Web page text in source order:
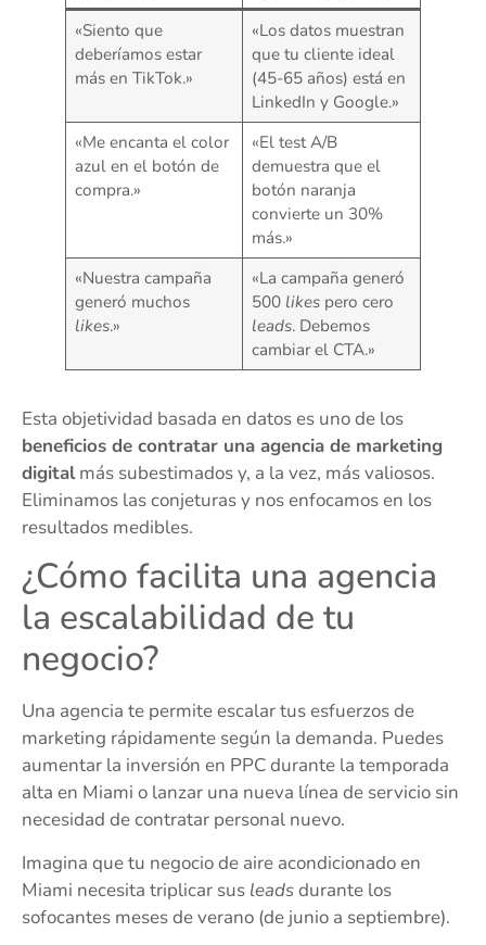
«Siento que
deberíamos estar
más en TikTok.»
«Los datos muestran
que tu cliente ideal
(45-65 años) está en
LinkedIn y Google.»
«Me encanta el color
azul en el botón de
compra.»
«El test A/B
demuestra que el
botón naranja
convierte un 30%
más.»
«Nuestra campaña
generó muchos
likes.»
«La campaña generó
500 likespero cero
leads. Debemos
cambiar el CTA.»
Esta objetividad basada en datos es uno de los
beneficios de contratar una agencia de marketing
digitalmás subestimados y, a la vez, más valiosos.
Eliminamos las conjeturas y nos enfocamos en los
resultados medibles.
¿Cómo facilita una agencia
la escalabilidad de tu
negocio?
Una agencia te permite escalar tus esfuerzos de
marketing rápidamente según la demanda. Puedes
aumentar la inversión en PPC durante la temporada
alta en Miami o lanzar una nueva línea de servicio sin
necesidad de contratar personal nuevo.
Imagina que tu negocio de aire acondicionado en
Miami necesita triplicar sus leadsdurante los
sofocantes meses de verano (de junio a septiembre).